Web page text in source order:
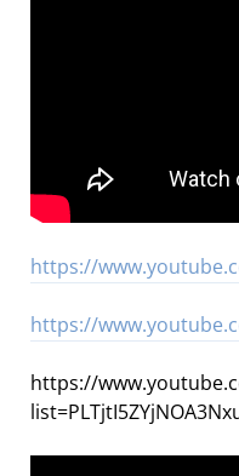
https://
https://
https://